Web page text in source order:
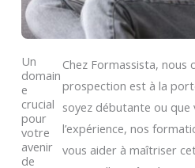
Un
domain
e
crucial
pour
votre
avenir
de
Chez Formassista, nous
prospection est à la
soyez débutante ou que
l’expérience, nos
vous aider à maîtriser